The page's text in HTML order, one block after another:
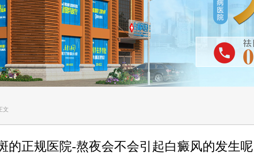
文
的正规医院-熬夜会不会引起白癜风的发生呢